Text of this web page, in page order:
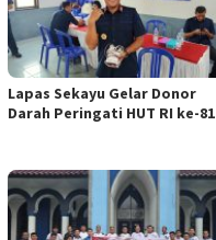
Lapas Sekayu Gelar Donor
Darah Peringati HUT RI ke-81